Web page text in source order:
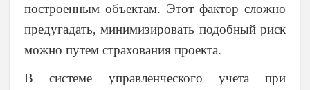
построенным объектам. Этот фактор сложно
предугадать, минимизировать подобный риск
можно путем страхования проекта.
В системе управленческого учета при